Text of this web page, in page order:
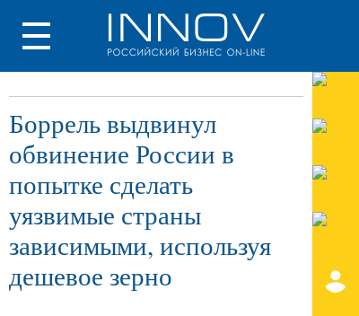
Боррель выдвинул
обвинение России в
попытке сделать
уязвимые страны
зависимыми, используя
дешевое зерно